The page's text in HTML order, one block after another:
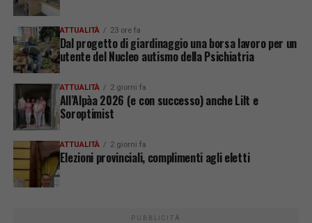
ATTUALITÀ 23 ore fa
Dal progetto di giardinaggio una borsa lavoro per un
utente del Nucleo autismo della Psichiatria
ATTUALITÀ 2 giorni fa
All’Alpàa 2026 (e con successo) anche Lilt e
Soroptimist
ATTUALITÀ 2 giorni fa
Elezioni provinciali, complimenti agli eletti
PUBBLICITÀ